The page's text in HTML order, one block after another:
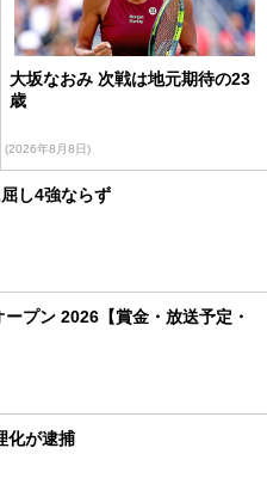
大坂なおみ 次戦は地元期待の23
歳
(2026年8月8日)
し4強ならず
プン 2026【賞金・放送予定・
化が逮捕